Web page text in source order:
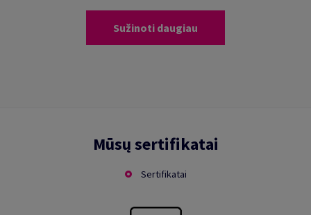
Sužinoti daugiau
Mūsų sertifikatai
Sertifikatai